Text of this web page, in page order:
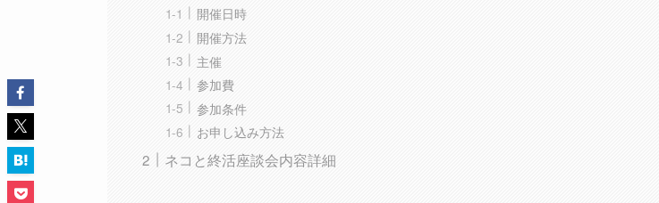
開催日時
開催方法
主催
参加費
参加条件
お申し込み方法
ネコと終活座談会内容詳細